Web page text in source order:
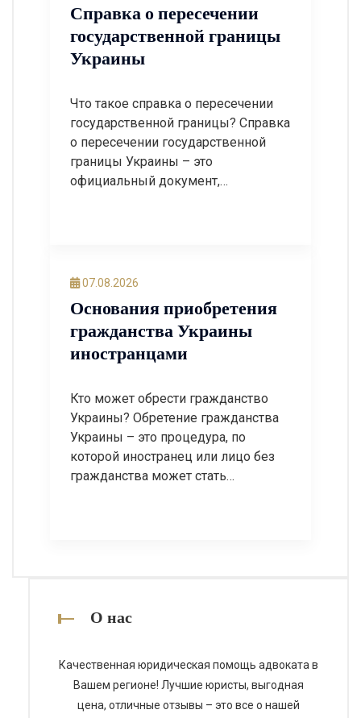
Справка о пересечении
государственной границы
Украины
Что такое справка о пересечении
государственной границы? Справка
о пересечении государственной
границы Украины – это
официальный документ,
основании сведений,
базах Государственной пограничной
службы Украины. Такая справка
может потребоваться для
на территории Украины или […]
07.08.2026
Основания приобретения
гражданства Украины
иностранцами
Кто может обрести гражданство
Украины? Обретение гражданства
Украины – это процедура, по
которой иностранец или лицо без
гражданства может стать
основания для гражданства
зависит успешность рассмотрения
[…]
О нас
Качественная юридическая помощь адвоката в
Вашем регионе! Лучшие юристы, выгодная
цена, отличные отзывы – это все о нашей